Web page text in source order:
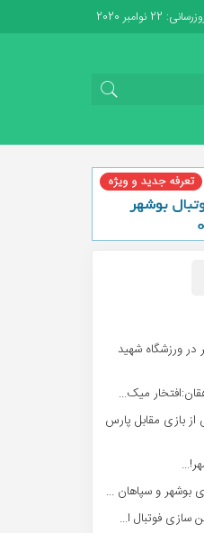
22 نوامبر 2020
در ورزشگاه شهید
میک...
بازی مقابل پارس
بوشهر و سپاهان ...
سازی فوتبال ا...